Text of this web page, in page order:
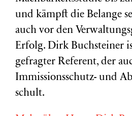
und kämpft die Belange
auch vor den
Erfolg. Dirk Buchsteiner
gefragter Referent, der
Immissionsschutz- und
schult.